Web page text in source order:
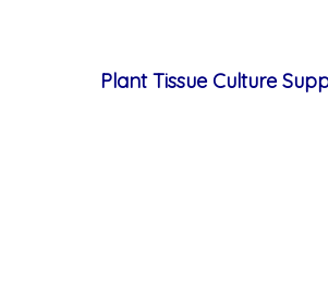
Plant Tissue Culture